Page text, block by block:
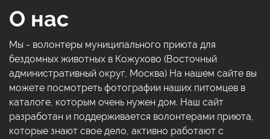
О нас
Мы - волонтеры муниципального приюта для
бездомных животных в Кожухово (Восточный
административный округ, Москва) На нашем сайте вы
можете посмотреть фотографии наших питомцев в
каталоге, которым очень нужен дом. Наш сайт
разработан и поддерживается волонтерами приюта,
которые знают свое дело, активно работают с